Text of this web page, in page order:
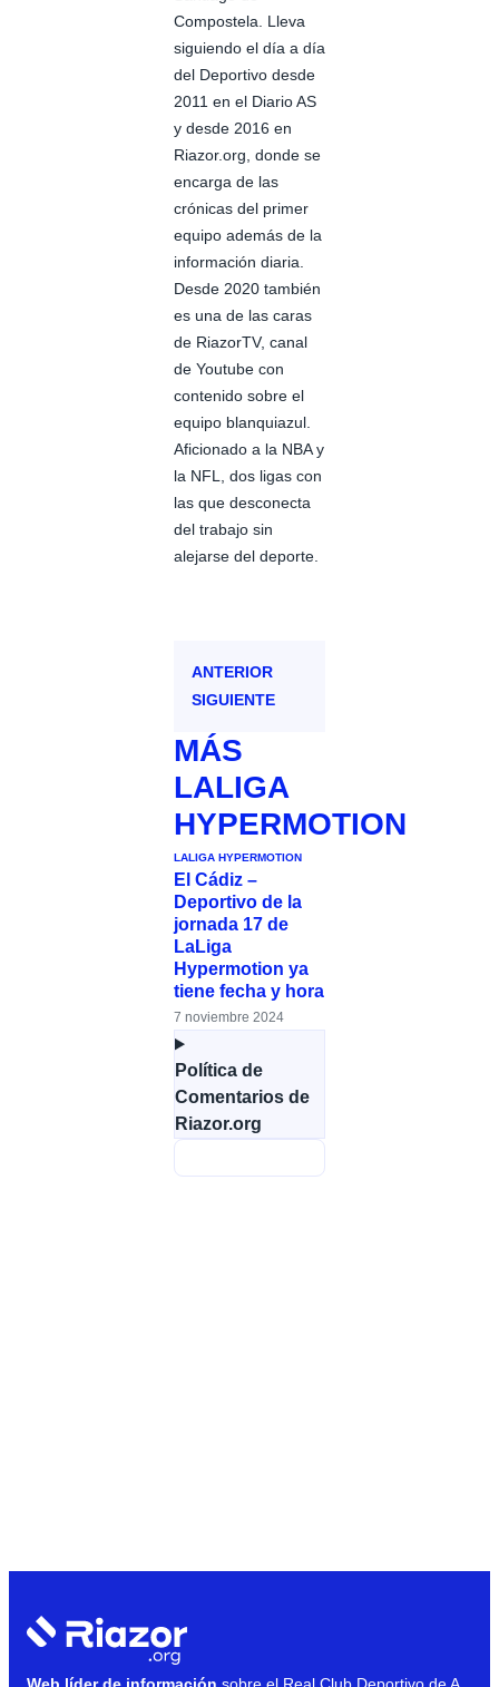
Compostela. Lleva
siguiendo el día a día
del Deportivo desde
2011 en el Diario AS
y desde 2016 en
Riazor.org, donde se
encarga de las
crónicas del primer
equipo además de la
información diaria.
Desde 2020 también
es una de las caras
de RiazorTV, canal
de Youtube con
contenido sobre el
equipo blanquiazul.
Aficionado a la NBA y
la NFL, dos ligas con
las que desconecta
del trabajo sin
alejarse del deporte.
ANTERIOR
SIGUIENTE
MÁS
LALIGA
HYPERMOTION
LALIGA HYPERMOTION
El Cádiz –
Deportivo de la
jornada 17 de
LaLiga
Hypermotion ya
tiene fecha y hora
7 noviembre 2024
Política de
Comentarios de
Riazor.org